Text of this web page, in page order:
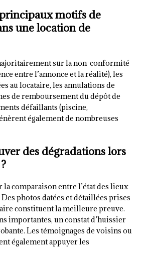
motifs de
une location de
sur la non-conformité
entre l’annonce et la réalité), les
au locataire, les annulations de
de remboursement du dépôt de
défaillants (piscine,
également de nombreuses
des dégradations lors
la comparaison entre l’état des lieux
photos datées et détaillées prises
constituent la meilleure preuve.
importantes, un constat d’huissier
Les témoignages de voisins ou
également appuyer les